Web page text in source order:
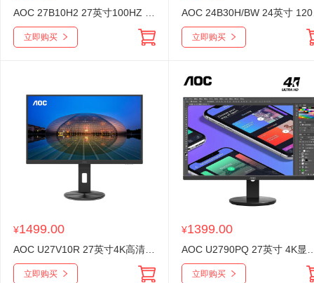
立即购买 立即购买
¥1499.00
立即购买
¥1399.00
立即购买